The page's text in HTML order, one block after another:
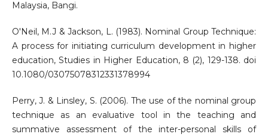
Malaysia, Bangi.
O'Neil, M.J & Jackson, L. (1983). Nominal Group Technique:
A process for initiating curriculum development in higher
education, Studies in Higher Education, 8 (2), 129-138. doi
10.1080/03075078312331378994
Perry, J. & Linsley, S. (2006). The use of the nominal group
technique as an evaluative tool in the teaching and
summative assessment of the inter-personal skills of